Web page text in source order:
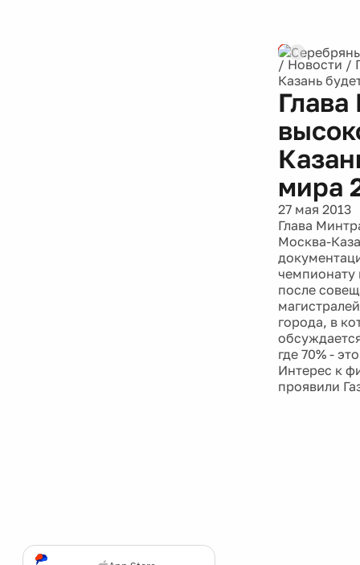
/ Новости /
Казань
мира
27 мая 2013
Глава
Москва-
чемпионату
после
города, в
где 70% -
Интерес к
проявили